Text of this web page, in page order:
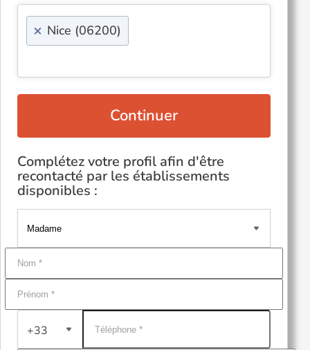
× Nice (06200)
Continuer
Complétez votre profil afin d'être
recontacté par les établissements
disponibles :
+33